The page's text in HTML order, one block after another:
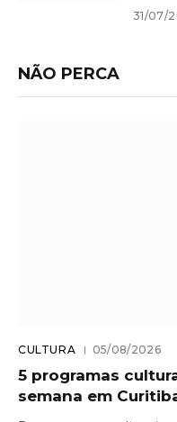
31/07/
NÃO PERCA
CULTURA 05/08/2026
5 programas
semana em